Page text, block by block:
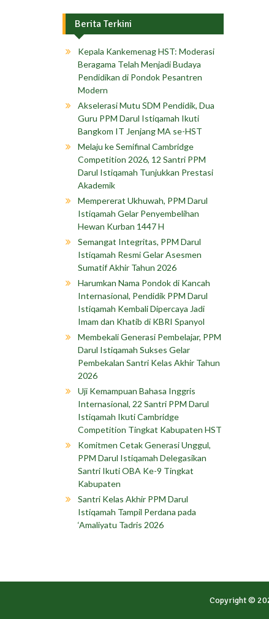
Berita Terkini
Kepala Kankemenag HST: Moderasi
Beragama Telah Menjadi Budaya
Pendidikan di Pondok Pesantren
Modern
Akselerasi Mutu SDM Pendidik, Dua
Guru PPM Darul Istiqamah Ikuti
Bangkom IT Jenjang MA se-HST
Melaju ke Semifinal Cambridge
Competition 2026, 12 Santri PPM
Darul Istiqamah Tunjukkan Prestasi
Akademik
Mempererat Ukhuwah, PPM Darul
Istiqamah Gelar Penyembelihan
Hewan Kurban 1447 H
Semangat Integritas, PPM Darul
Istiqamah Resmi Gelar Asesmen
Sumatif Akhir Tahun 2026
Harumkan Nama Pondok di Kancah
Internasional, Pendidik PPM Darul
Istiqamah Kembali Dipercaya Jadi
Imam dan Khatib di KBRI Spanyol
Membekali Generasi Pembelajar, PPM
Darul Istiqamah Sukses Gelar
Pembekalan Santri Kelas Akhir Tahun
2026
Uji Kemampuan Bahasa Inggris
Internasional, 22 Santri PPM Darul
Istiqamah Ikuti Cambridge
Competition Tingkat Kabupaten HST
Komitmen Cetak Generasi Unggul,
PPM Darul Istiqamah Delegasikan
Santri Ikuti OBA Ke-9 Tingkat
Kabupaten
Santri Kelas Akhir PPM Darul
Istiqamah Tampil Perdana pada
‘Amaliyatu Tadris 2026
Copyright ©